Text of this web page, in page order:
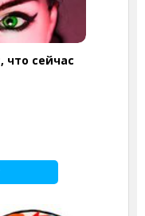
что сейчас